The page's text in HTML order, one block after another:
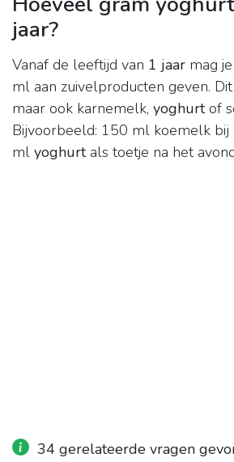
jaar?
Vanaf de leeftijd van 1 jaar mag
ml aan zuivelproducten geven.
maar ook karnemelk, yoghurtof
Bijvoorbeeld: 150 ml koemelk
ml yoghurtals toetje na het
34 gerelateerde vragen